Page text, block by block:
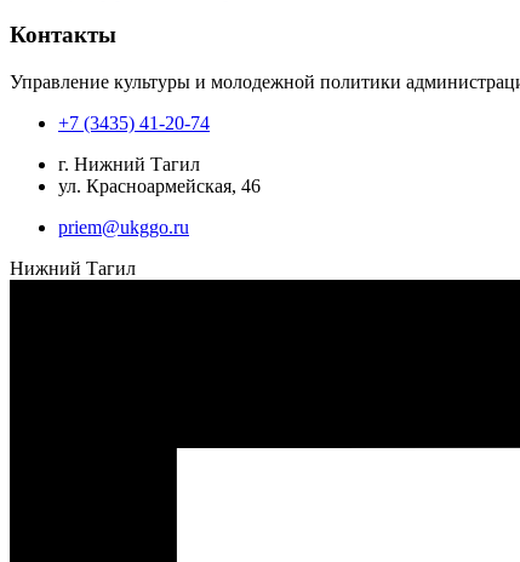
Контакты
Управление культуры и молодежной политики
+7 (3435) 41-20-74
г. Нижний Тагил
ул. Красноармейская, 46
priem@ukggo.ru
Нижний Тагил